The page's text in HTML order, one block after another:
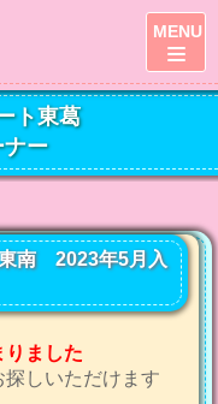
ト東葛
ナー
南 2023年5月入
りました
しいただけます
MENU